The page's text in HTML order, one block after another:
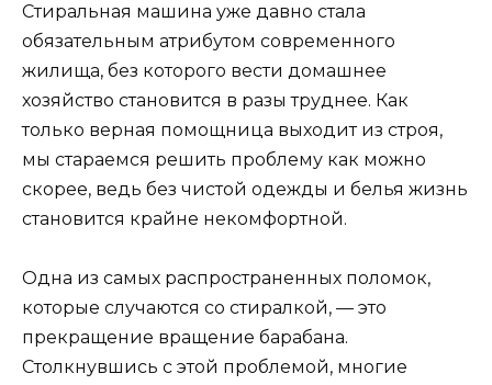
Стиральная машина уже давно стала
обязательным атрибутом современного
жилища, без которого вести домашнее
хозяйство становится в разы труднее. Как
только верная помощница выходит из строя,
мы стараемся решить проблему как можно
скорее, ведь без чистой одежды и белья жизнь
становится крайне некомфортной.
Одна из самых распространенных поломок,
которые случаются со стиралкой, — это
прекращение вращение барабана.
Столкнувшись с этой проблемой, многие